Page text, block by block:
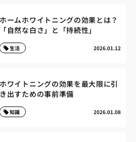
ホームホワイトニングの効果とは？
「自然な白さ」と「持続性」
2026.01.12
生活
ホワイトニングの効果を最大限に引
き出すための事前準備
2026.01.08
知識